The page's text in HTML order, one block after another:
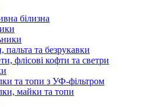
білизна
пальта та безрукавки
флісові кофти та светри
та топи з УФ-фільтром
майки та топи